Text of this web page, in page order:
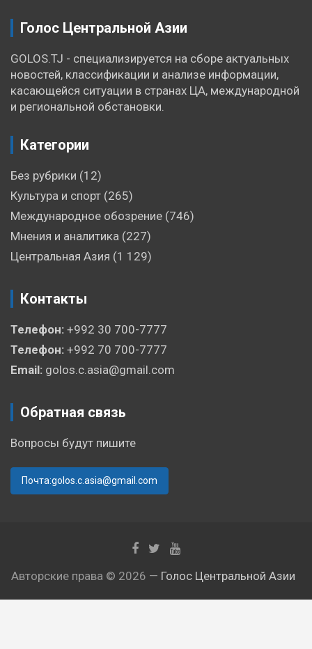
Голос Центральной Азии
GOLOS.TJ - специализируется на сборе актуальных
новостей, классификации и анализе информации,
касающейся ситуации в странах ЦА, международной
и региональной обстановки.
Категории
Без рубрики (12)
Культура и спорт (265)
Международное обозрение (746)
Мнения и аналитика (227)
Центральная Азия (1 129)
Контакты
Телефон: +992 30 700-7777
Телефон: +992 70 700-7777
Email: golos.c.asia@gmail.com
Обратная связь
Вопросы будут пишите
Почта:golos.c.asia@gmail.com
Авторские права © 2026 — Голос Центральной Азии